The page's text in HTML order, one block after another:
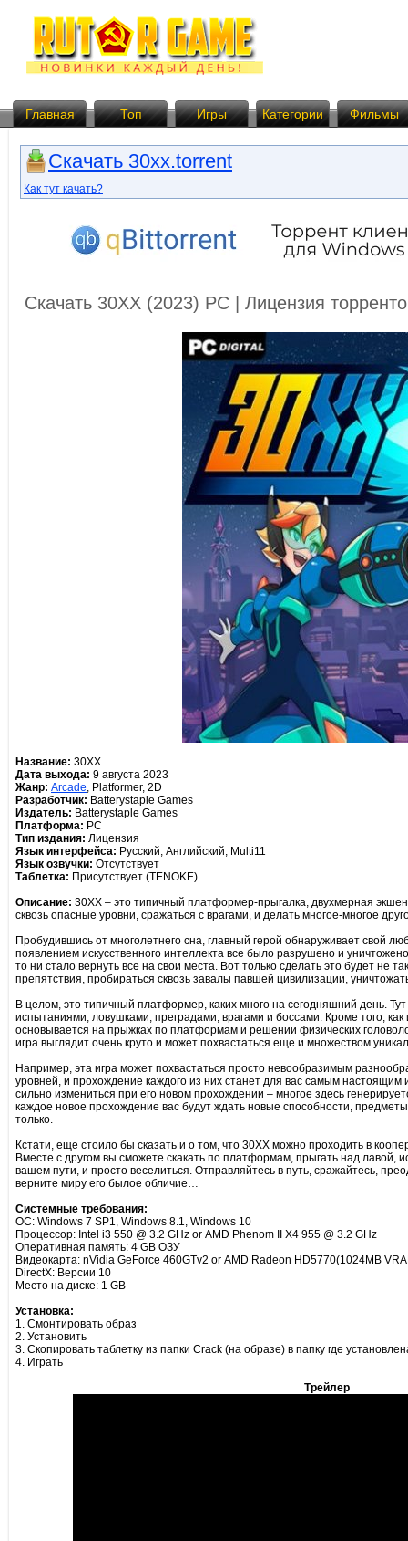
Главная Топ Игры Категории Фильмы
Скачать 30xx.torrent
Как тут качать?
Скачать 30XX (2023) PC | Лицензия
Название: 30XX
Дата выхода: 9 августа 2023
Жанр: Arcade, Platformer, 2D
Разработчик: Batterystaple Games
Издатель: Batterystaple Games
Платформа: PC
Тип издания: Лицензия
Язык интерфейса: Русский, Английский, Multi11
Язык озвучки: Отсутствует
Таблетка: Присутствует (TENOKE)
Описание: 30XX – это типичный платформер-прыгалка, двухмерная
сквозь опасные уровни, сражаться с врагами, и делать многое-многое
Пробудившись от многолетнего сна, главный герой обнаруживает свой
появлением искусственного интеллекта все было разрушено и
то ни стало вернуть все на свои места. Вот только сделать это будет не
препятствия, пробираться сквозь завалы павшей цивилизации,
В целом, это типичный платформер, каких много на сегодняшний день.
испытаниями, ловушками, преградами, врагами и боссами. Кроме того, как
основывается на прыжках по платформам и решении физических
игра выглядит очень круто и может похвастаться еще и множеством
Например, эта игра может похвастаться просто невообразимым
уровней, и прохождение каждого из них станет для вас самым
сильно измениться при его новом прохождении – многое здесь
каждое новое прохождение вас будут ждать новые способности,
только.
Кстати, еще стоило бы сказать и о том, что 30XX можно проходить в
Вместе с другом вы сможете скакать по платформам, прыгать над лавой,
вашем пути, и просто веселиться. Отправляйтесь в путь, сражайтесь,
верните миру его былое обличие…
Системные требования:
ОС: Windows 7 SP1, Windows 8.1, Windows 10
Процессор: Intel i3 550 @ 3.2 GHz or AMD Phenom II X4 955 @ 3.2 GHz
Оперативная память: 4 GB ОЗУ
Видеокарта: nVidia GeForce 460GTv2 or AMD Radeon HD5770(1024MB
DirectX: Версии 10
Место на диске: 1 GB
Установка:
1. Смонтировать образ
2. Установить
3. Скопировать таблетку из папки Crack (на образе) в папку где
4. Играть
Трейлер